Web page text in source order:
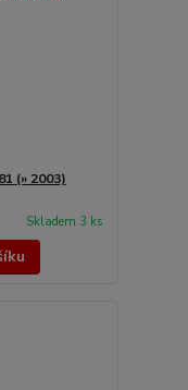
(» 2003)
Skladem 3 ks